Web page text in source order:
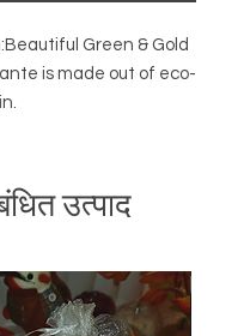
Green & Gold
is made out of eco-
उत्पाद